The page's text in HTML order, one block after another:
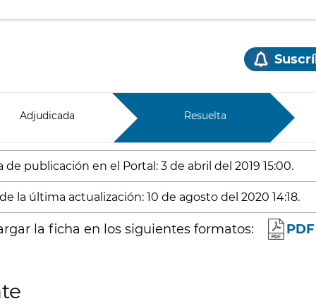
Adjudicada Resuelta
de publicación en el Portal: 3 de abril del 2019 15:00.
la última actualización: 10 de agosto del 2020 14:18.
la ficha en los siguientes formatos: PDF